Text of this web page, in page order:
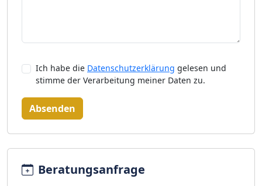
Ich habe die Datenschutzerklärung gelesen und
stimme der Verarbeitung meiner Daten zu.
Absenden
Beratungsanfrage